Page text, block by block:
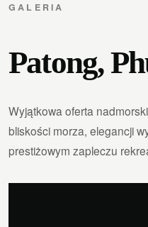
GALERIA
Patong,
Wyjątkowa oferta
bliskości morza, elegancji
prestiżowym zapleczu